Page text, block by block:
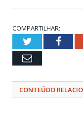
COMPARTILHAR:
Twitter
Email
CONTEÚDO